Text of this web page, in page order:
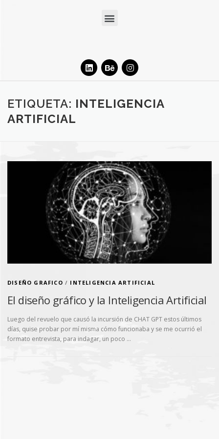
ETIQUETA: INTELIGENCIA
ARTIFICIAL
DISEÑO GRAFICO / INTELIGENCIA ARTIFICIAL
El diseño gráfico y la Inteligencia Artificial
Luego del revuelo que causó la incursión de CHAT GPT estos últimos
días, quise probar por mí misma cómo funcionaba y se me ocurrió el
formato entrevista, para indagar, un poco …